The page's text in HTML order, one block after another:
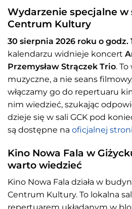
Wydarzenie specjalne w
Centrum Kultury
30 sierpnia 2026 roku o godz.
kalendarzu widnieje koncert
Przemysław Strączek Trio.
muzyczne, a nie seans
włączamy go do repertuaru
nim wiedzieć, szukając
dzieje się w sali GCK pod
są dostępne na oficjalnej
Kino Nowa Fala w
warto wiedzieć
Kino Nowa Fala działa w
Centrum Kultury. To lokalna